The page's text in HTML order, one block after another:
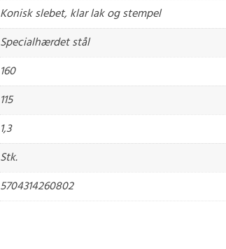
Konisk slebet, klar lak og stempel
Specialhærdet stål
160
115
1,3
Stk.
5704314260802